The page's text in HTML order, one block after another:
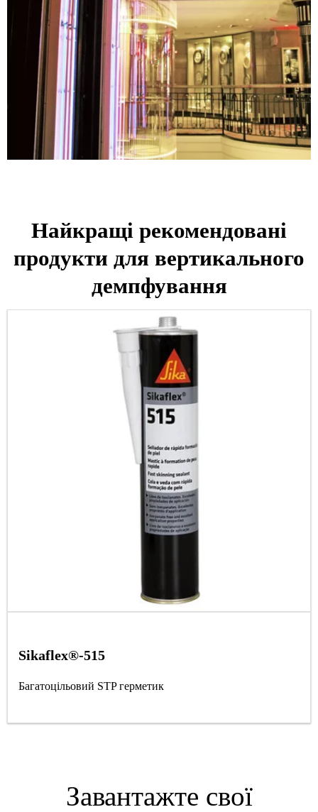
Найкращі рекомендовані
продукти для вертикального
демпфування
Sikaflex®-515
Багатоцільовий STP герметик
Завантажте свої